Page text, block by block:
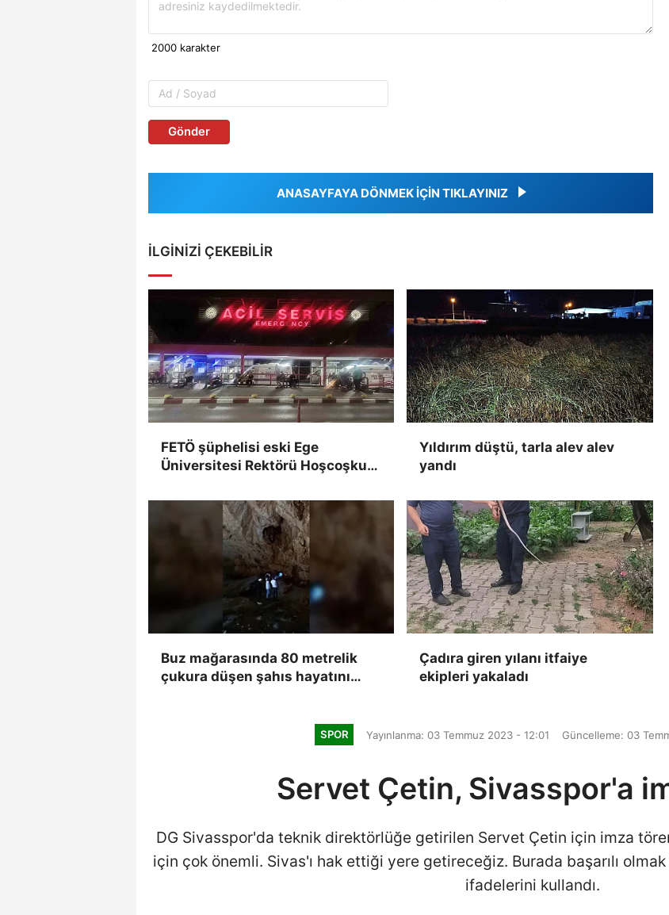
Gönder
ANASAYFAYA DÖNMEK İÇİN TIKLAYINIZ
İLGINIZI ÇEKEBILIR
FETÖ şüphelisi eski Ege
Üniversitesi Rektörü Hoşcoşkun
Yıldırım düştü, tarla alev alev
yandı
Buz mağarasında 80 metrelik
çukura düşen şahıs hayatını
Çadıra giren yılanı itfaiye
ekipleri yakaladı
SPOR Yayınlanma: 03 Temmuz 2023 - 12:01 Güncelleme: 03
Servet Çetin, Sivasspor'a
DG Sivasspor'da teknik direktörlüğe getirilen Servet Çetin için imza
için çok önemli. Sivas'ı hak ettiği yere getireceğiz. Burada başarılı
ifadelerini kullandı.